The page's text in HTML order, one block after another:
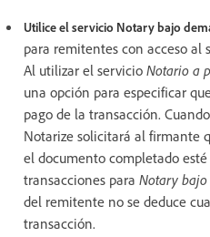
Utilice el servicio Notarybajo
para remitentes con acceso al
Al utilizar el servicio Notario a
una opción para especificar
pago de la transacción.
Notarize solicitará al firmante
el documento completado
transacciones para Notary
del remitente no se deduce
transacción.